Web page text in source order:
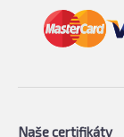
Naše certifikáty